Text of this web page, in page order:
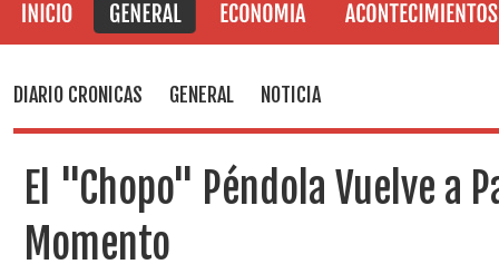
DIARIO CRONICAS GENERAL NOTICIA
El "Chopo" Péndola Vuelve a
Momento